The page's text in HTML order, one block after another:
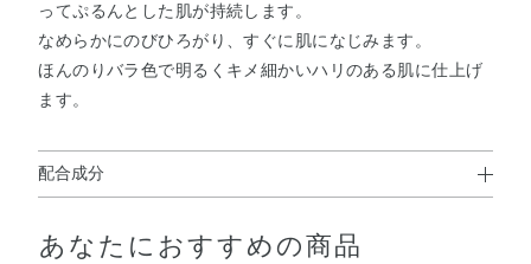
ってぷるんとした肌が持続します。
なめらかにのびひろがり、すぐに肌になじみます。
ほんのりバラ色で明るくキメ細かいハリのある肌に仕上げ
ます。
配合成分
デシル・メトキシケイヒ酸エチルヘキシル・PEG－9ポリ
あなたにおすすめの商品